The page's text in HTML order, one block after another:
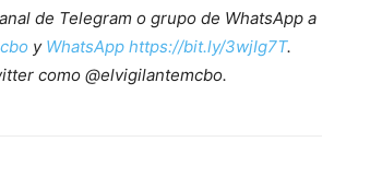
de Telegram o grupo de WhatsApp a
y WhatsApp https://bit.ly/3wjIg7T.
como @elvigilantemcbo.